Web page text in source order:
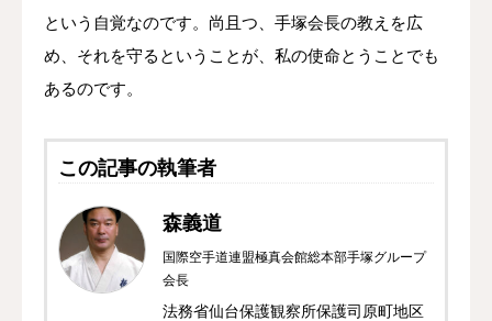
という自覚なのです。尚且つ、手塚会長の教えを広
め、それを守るということが、私の使命とうことでも
あるのです。
この記事の執筆者
森義道
国際空手道連盟極真会館総本部手塚グループ
会長
法務省仙台保護観察所保護司原町地区